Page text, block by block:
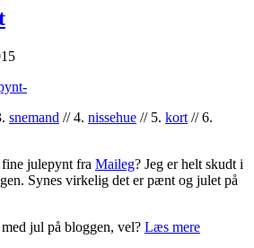
snemand // 4. nissehue // 5. kort // 6.
julepynt fra Maileg? Jeg er helt skudt i
Synes virkelig det er pænt og julet på
jul på bloggen, vel? Læs mere